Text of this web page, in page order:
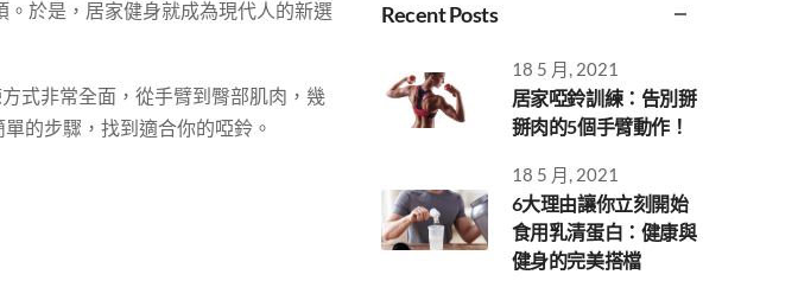
於是，居家健身就成為現代人的新選
式非常全面，從手臂到臀部肌肉，幾
的步驟，找到適合你的啞鈴。
Recent Posts
18 5 月, 2021
居家啞鈴訓練：告別掰
掰肉的5個手臂動作！
18 5 月, 2021
6大理由讓你立刻開始
食用乳清蛋白：健康與
健身的完美搭檔